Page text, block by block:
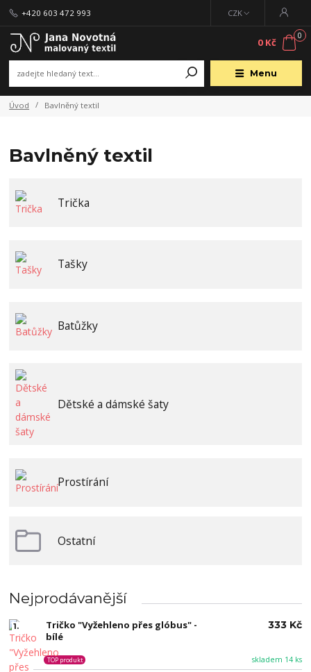
Menu
CZK
+420 603 472 993
0
0 Kč
Úvod Bavlněný textil
Bavlněný textil
Trička
Tašky
Batůžky
Dětské a dámské šaty
Prostírání
Ostatní
Nejprodávanější
1.
Tričko "Vyžehleno přes glóbus" -
bílé
skladem 14 ks
TOP produkt
333 Kč